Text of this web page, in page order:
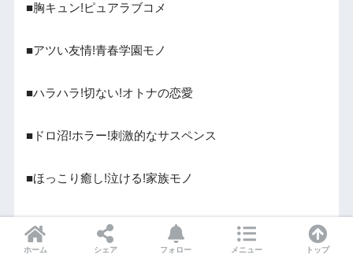
■胸キュン!ピュアラブコメ
■アツい友情!青春学園モノ
■ハラハラ!切ない!オトナの恋愛
■ドロ沼!ホラー!刺激的なサスペンス
■ほっこり癒し!泣ける!家族モノ
あなたにオススメの
ホーム シェア フォロー メニュー トップ